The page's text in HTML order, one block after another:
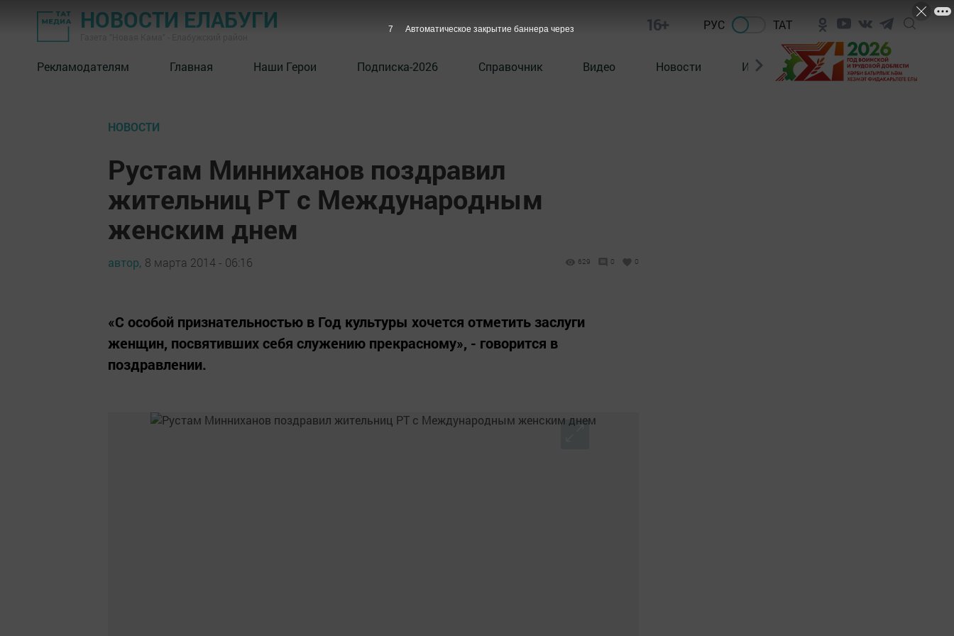
НОВОСТИ ЕЛАБУГИ 16+ РУС ТАТ
Рекламодателям Главная Наши Герои Подписка-2026 Справочник Видео Новости Из зала суда
НОВОСТИ
Рустам Минниханов поздравил
жительниц РТ с Международным
женским днем
автор, 8 марта 2014 - 06:16 629 0 0
«С особой признательностью в Год культуры хочется отметить заслуги
женщин, посвятивших себя служению прекрасному», - говорится в
поздравлении.
6 Автоматическое закрытие баннера через